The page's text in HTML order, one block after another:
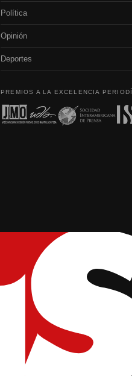
Política
Opinión
Deportes
PREMIOS A LA EXCELENCIA